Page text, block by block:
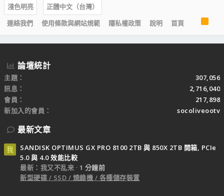
淺色明亮
正體中文（台灣）
連絡我們
使用條款與網站規範 隱私權政策 說明 首頁
S
論壇統計
主題
307,056
訊息
2,716,040
會員
217,898
新加入的會員
socoliveootv
最新文章
我
SANDISK OPTIMUS GX PRO 8100 2TB 與 850X 2TB 開箱, PCIe
5.0 與 4.0 效能比較
最新：我又不乱来
1 分鐘前
新型硬碟 / SSD / 燒錄機 / 各種儲存裝置